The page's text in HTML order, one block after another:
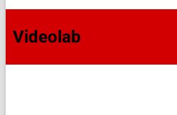
Videolab